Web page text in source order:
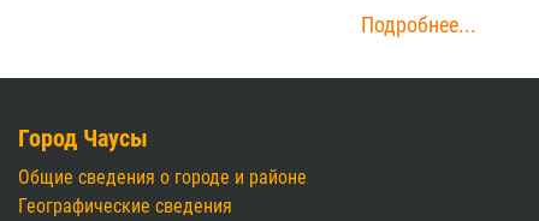
Подробнее...
Город Чаусы
Общие сведения о городе и районе
Географические сведения